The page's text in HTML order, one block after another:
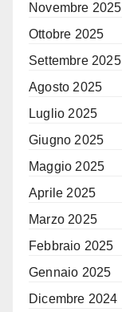
Novembre 2025
Ottobre 2025
Settembre 2025
Agosto 2025
Luglio 2025
Giugno 2025
Maggio 2025
Aprile 2025
Marzo 2025
Febbraio 2025
Gennaio 2025
Dicembre 2024